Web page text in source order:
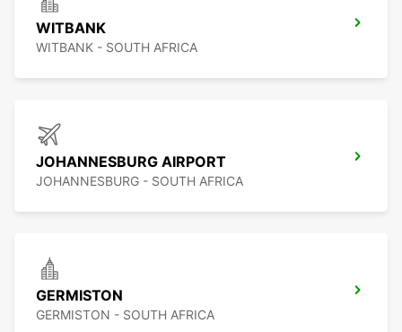
WITBANK
WITBANK - SOUTH AFRICA
JOHANNESBURG AIRPORT
JOHANNESBURG - SOUTH AFRICA
GERMISTON
GERMISTON - SOUTH AFRICA